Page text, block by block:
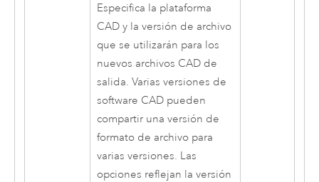
Especifica la plataforma
CAD y la versión de archivo
que se utilizarán para los
nuevos archivos CAD de
salida. Varias versiones de
software CAD pueden
compartir una versión de
formato de archivo para
varias versiones. Las
opciones reflejan la versión